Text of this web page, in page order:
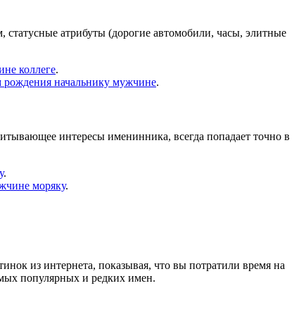
атрибуты (дорогие автомобили, часы, элитные
коллеге.
рождения начальнику мужчине.
интересы именинника, всегда попадает точно в
.
моряку.
из интернета, показывая, что вы потратили время на
популярных и редких имен.